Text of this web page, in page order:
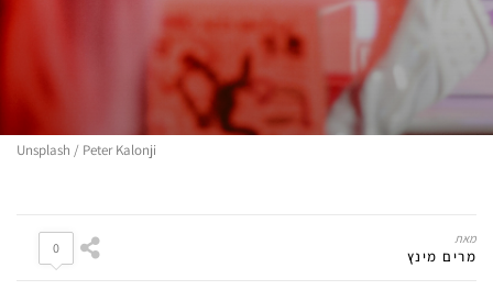
Unsplash / Peter Kalonji
מאת
מרים מינץ 0